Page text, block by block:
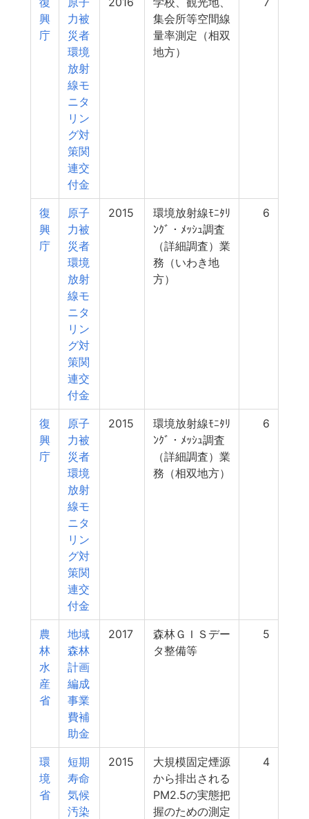
興
庁
力被
災者
環境
放射
線モ
ニタ
リン
グ対
策関
連交
付金
集会所等空間線
量率測定（相双
地方）
復
興
庁
原子
力被
災者
環境
放射
線モ
ニタ
リン
グ対
策関
連交
付金
2015
環境放射線ﾓﾆﾀﾘ
ﾝｸﾞ・ﾒｯｼｭ調査
（詳細調査）業
務（いわき地
方）
6
復
興
庁
原子
力被
災者
環境
放射
線モ
ニタ
リン
グ対
策関
連交
付金
2015
環境放射線ﾓﾆﾀﾘ
ﾝｸﾞ・ﾒｯｼｭ調査
（詳細調査）業
務（相双地方）
6
農
林
水
産
省
地域
森林
計画
編成
事業
費補
助金
2017
森林ＧＩＳデー
タ整備等
5
環
境
省
短期
寿命
気候
汚染
2015
大規模固定煙源
から排出される
PM2.5の実態把
握のための測定
4